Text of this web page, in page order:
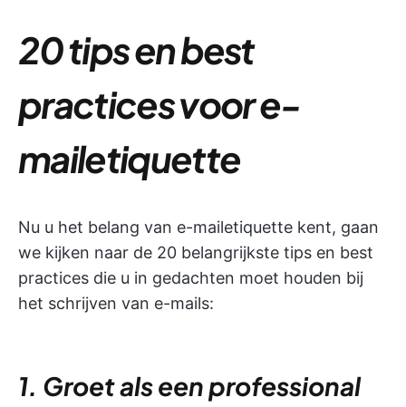
20 tips en best
practices voor e-
mailetiquette
Nu u het belang van e-mailetiquette kent, gaan
we kijken naar de 20 belangrijkste tips en best
practices die u in gedachten moet houden bij
het schrijven van e-mails:
1. Groet als een professional